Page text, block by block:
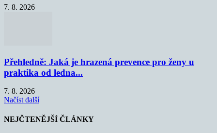
7. 8. 2026
Přehledně: Jaká je hrazená prevence pro ženy u
praktika od ledna...
7. 8. 2026
Načíst další
NEJČTENĚJŠÍ ČLÁNKY